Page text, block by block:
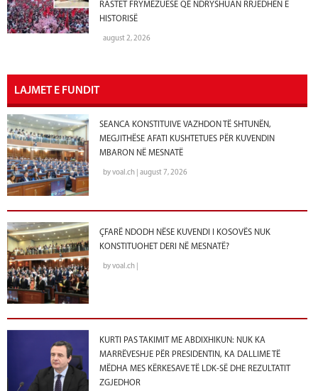
RASTET FRYMËZUESE QË NDRYSHUAN RRJEDHËN E
HISTORISË
august 2, 2026
LAJMET E FUNDIT
SEANCA KONSTITUIVE VAZHDON TË SHTUNËN,
MEGJITHËSE AFATI KUSHTETUES PËR KUVENDIN
MBARON NË MESNATË
by voal.ch | august 7, 2026
ÇFARË NDODH NËSE KUVENDI I KOSOVËS NUK
KONSTITUOHET DERI NË MESNATË?
by voal.ch |
KURTI PAS TAKIMIT ME ABDIXHIKUN: NUK KA
MARRËVESHJE PËR PRESIDENTIN, KA DALLIME TË
MËDHA MES KËRKESAVE TË LDK-SË DHE REZULTATIT
ZGJEDHOR